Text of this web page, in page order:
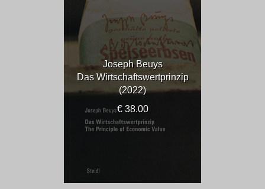
Joseph Beuys
Das Wirtschaftswertprinzip
(2022)
€ 38.00